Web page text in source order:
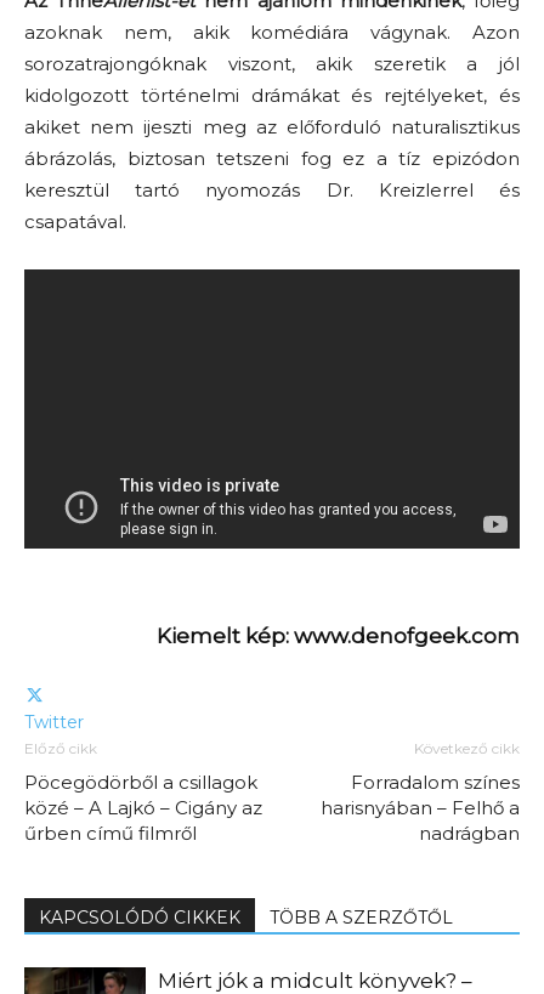
azoknak nem, akik komédiára vágynak. Azon
sorozatrajongóknak viszont, akik szeretik a jól
kidolgozott történelmi drámákat és rejtélyeket, és
akiket nem ijeszti meg az előforduló naturalisztikus
ábrázolás, biztosan tetszeni fog ez a tíz epizódon
keresztül tartó nyomozás Dr. Kreizlerrel és
csapatával.
Kiemelt kép: www.denofgeek.com
Twitter
Előző cikk
Pöcegödörből a csillagok
közé – A Lajkó – Cigány az
űrben című filmről
Következő cikk
Forradalom színes
harisnyában – Felhő a
nadrágban
KAPCSOLÓDÓ CIKKEK TÖBB A SZERZŐTŐL
Miért jók a midcult könyvek? –